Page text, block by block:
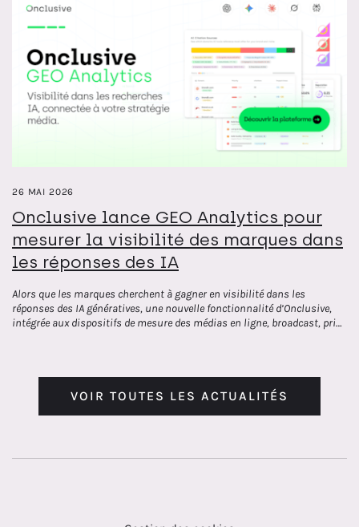
26 MAI 2026
Onclusive lance GEO Analytics pour
mesurer la visibilité des marques dans
les réponses des IA
Alors que les marques cherchent à gagner en visibilité dans les
réponses des IA génératives, une nouvelle fonctionnalité d’Onclusive,
intégrée aux dispositifs de mesure des médias en ligne, broadcast, print
VOIR TOUTES LES ACTUALITÉS